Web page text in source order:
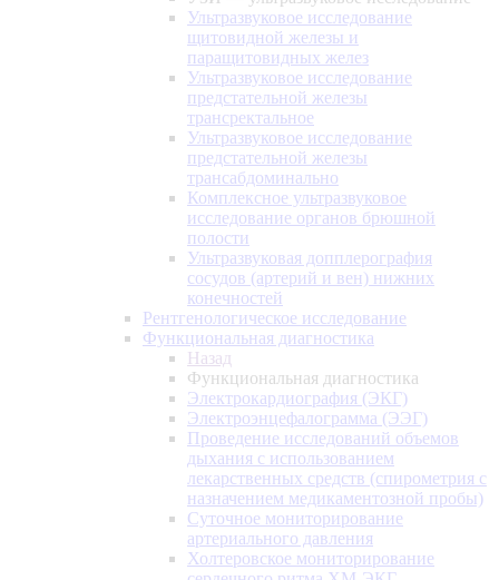
Ультразвуковое исследование
щитовидной железы и
паращитовидных желез
Ультразвуковое исследование
предстательной железы
трансректальное
Ультразвуковое исследование
предстательной железы
трансабдоминально
Комплексное ультразвуковое
исследование органов брюшной
полости
Ультразвуковая допплерография
сосудов (артерий и вен) нижних
конечностей
Рентгенологическое исследование
Функциональная диагностика
Назад
Функциональная диагностика
Электрокардиография (ЭКГ)
Электроэнцефалограмма (ЭЭГ)
Проведение исследований объемов
дыхания с использованием
лекарственных средств (спирометрия с
назначением медикаментозной пробы)
Суточное мониторирование
артериального давления
Холтеровское мониторирование